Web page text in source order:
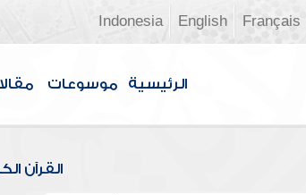
Français
English
Indonesia
الرئيسية موسوعات
القرآن